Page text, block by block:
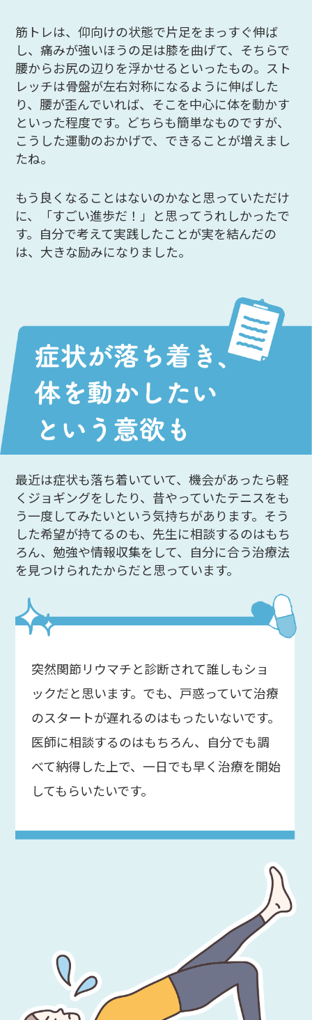
筋トレは、仰向けの状態で片足をまっすぐ伸ば
し、痛みが強いほうの足は膝を曲げて、そちらで
腰からお尻の辺りを浮かせるといったもの。スト
レッチは骨盤が左右対称になるように伸ばした
り、腰が歪んでいれば、そこを中心に体を動かす
といった程度です。どちらも簡単なものですが、
こうした運動のおかげで、できることが増えまし
たね。
もう良くなることはないのかなと思っていただけ
に、「すごい進歩だ！」と思ってうれしかったで
す。自分で考えて実践したことが実を結んだの
は、大きな励みになりました。
最近は症状も落ち着いていて、機会があったら軽
くジョギングをしたり、昔やっていたテニスをも
う一度してみたいという気持ちがあります。そう
した希望が持てるのも、先生に相談するのはもち
ろん、勉強や情報収集をして、自分に合う治療法
を見つけられたからだと思っています。
突然関節リウマチと診断されて誰しもショ
ックだと思います。でも、戸惑っていて治療
のスタートが遅れるのはもったいないです。
医師に相談するのはもちろん、自分でも調
べて納得した上で、一日でも早く治療を開始
してもらいたいです。